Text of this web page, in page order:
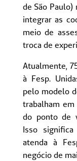
de São Paulo)
integrar as
meio de
troca de
Atualmente,
à Fesp.
pelo modelo
trabalham
do ponto de
Isso
atenda à
negócio de